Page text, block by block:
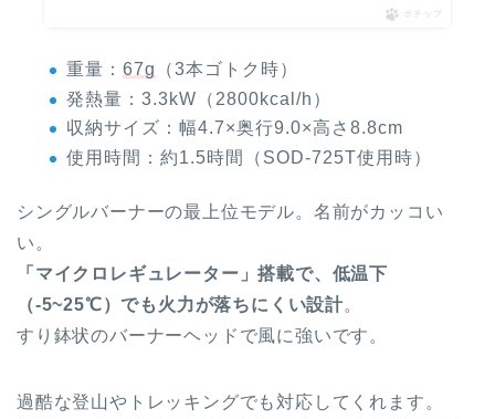
ポチップ
重量： 67g
（3本ゴトク時）
発熱量：3.3kW（2800kcal/h）
収納サイズ：幅4.7×奥行9.0×高さ8.8cm
使用時間：約1.5時間（SOD-725T使用時）
シングルバーナーの最上位モデル。名前がカッコい
い。
「マイクロレギュレーター」搭載で、低温下
（-5~25℃）でも火力が落ちにくい設計。
すり鉢状のバーナーヘッドで風に強いです。
過酷な登山やトレッキングでも対応してくれます。